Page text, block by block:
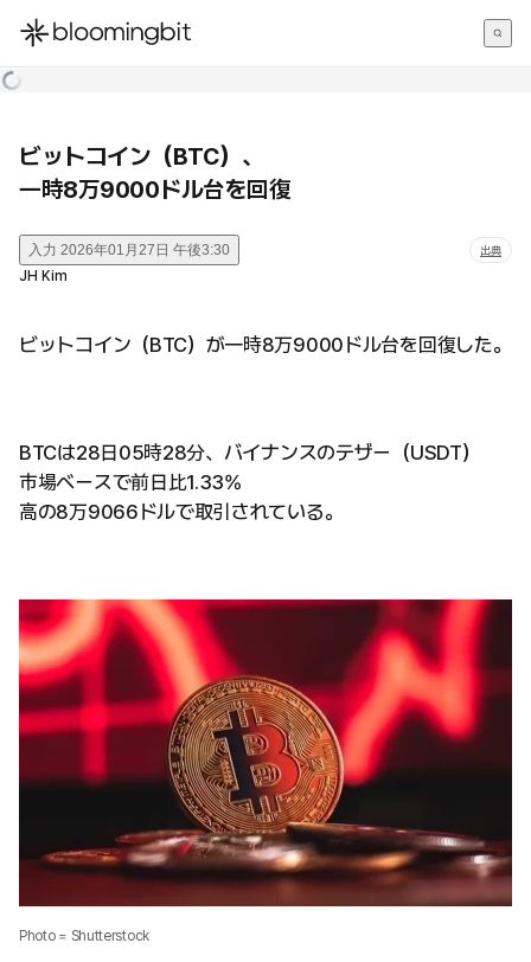
한국어
ビットコイン（BTC）、
一時8万9000ドル台を回復
入力 2026年01月27日 午後3:30 出典
JH Kim
ビットコイン（BTC）が一時8万9000ドル台を回復した。
BTCは28日05時28分、バイナンスのテザー（USDT）
市場ベースで前日比1.33%
高の8万9066ドルで取引されている。
Photo = Shutterstock